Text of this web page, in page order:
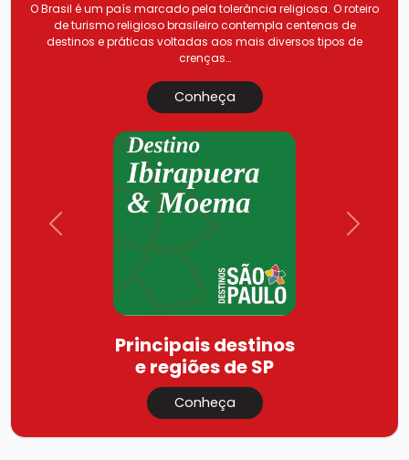
O Brasil é um país marcado pela tolerância religiosa. O roteiro
de turismo religioso brasileiro contempla centenas de
destinos e práticas voltadas aos mais diversos tipos de
crenças…
Conheça
Previous Next
Principais destinos
e regiões de SP
Conheça